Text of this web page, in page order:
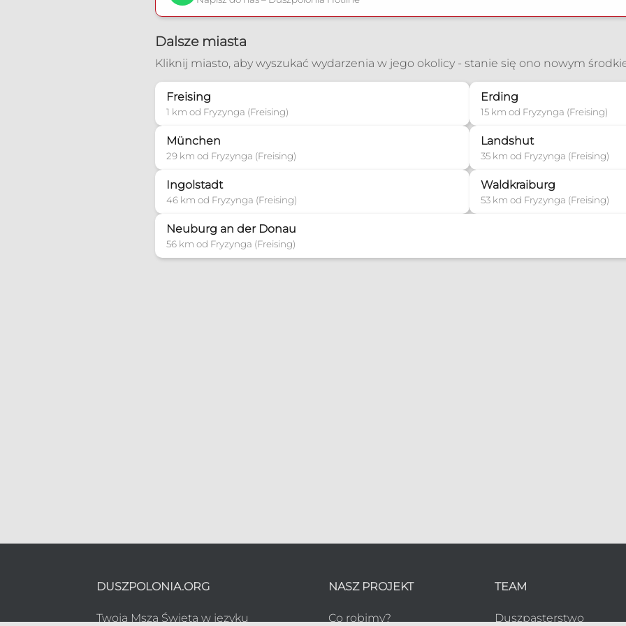
Dalsze miasta
Kliknij miasto, aby wyszukać wydarzenia w jego okolicy - stanie się ono nowym
Freising
1 km od Fryzynga (Freising)
Erding
15 km od Fryzynga (Freising)
München
29 km od Fryzynga (Freising)
Landshut
35 km od Fryzynga (Freising)
Ingolstadt
46 km od Fryzynga (Freising)
Waldkraiburg
53 km od Fryzynga (Freising)
Neuburg an der Donau
56 km od Fryzynga (Freising)
DUSZPOLONIA.ORG
Twoja Msza Święta w języku
NASZ PROJEKT
Co robimy?
TEAM
Duszpasterstwo